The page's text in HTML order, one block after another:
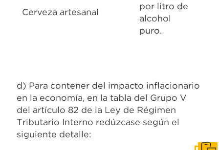
Cerveza artesanal
por litro de
alcohol
puro.
d) Para contener del impacto inflacionario
en la economía, en la tabla del Grupo V
del artículo 82 de la Ley de Régimen
Tributario Interno redúzcase según el
siguiente detalle: